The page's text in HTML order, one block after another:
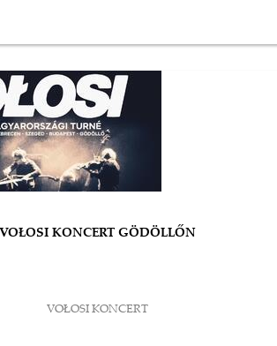
VOŁOSI KONCERT GÖDÖLLŐN
VOŁOSI KONCERT